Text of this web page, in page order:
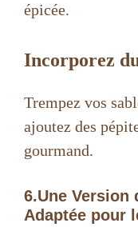
épicée.
Incorporez
Trempez vos
ajoutez des
gourmand.
6.Une Version
Adaptée pour